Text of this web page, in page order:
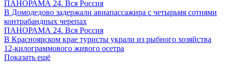
ПАНОРАМА 24. Вся Россия
В Домодедово задержали авиапассажира с четырьмя сотнями
контрабандных черепах
ПАНОРАМА 24. Вся Россия
В Красноярском крае туристы украли из рыбного хозяйства
12-килограммового живого осетра
Показать ещё